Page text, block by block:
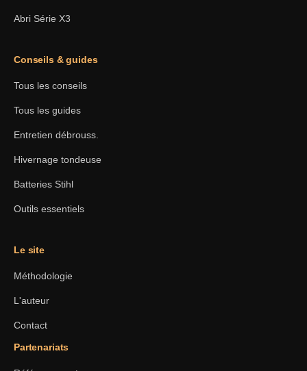
Abri Série X3
Conseils & guides
Tous les conseils
Tous les guides
Entretien débrouss.
Hivernage tondeuse
Batteries Stihl
Outils essentiels
Le site
Méthodologie
L'auteur
Contact
Partenariats